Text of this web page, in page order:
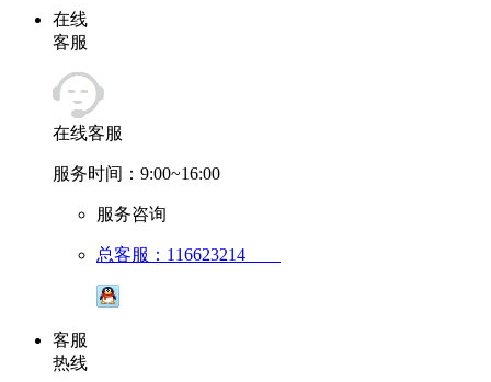
在线
客服
在线客服
服务时间：9:00~16:00
服务咨询
总客服：116623214
客服
热线